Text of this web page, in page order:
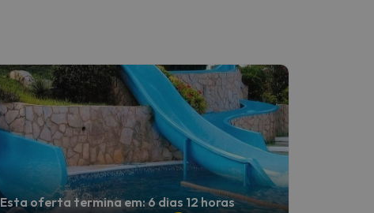
Esta oferta termina em: 6 dias 12 horas